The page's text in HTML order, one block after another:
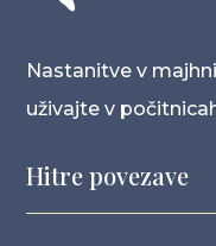
Nastanitve v
uživajte v
Hitre povezave